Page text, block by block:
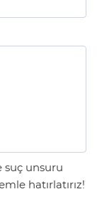
suç unsuru
hatırlatırız!